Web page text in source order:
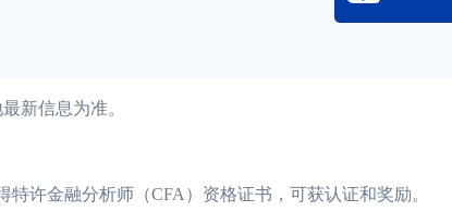
新信息为准。
许金融分析师（CFA）资格证书，可获认证和奖励。